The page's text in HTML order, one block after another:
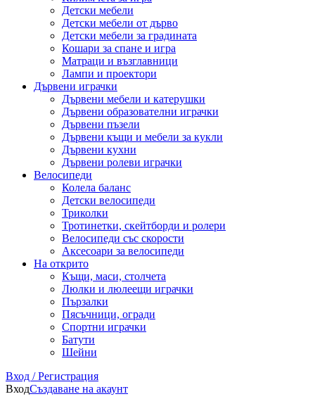
Детски мебели
Детски мебели от дърво
Детски мебели за градината
Кошари за спане и игра
Матраци и възглавници
Лампи и проектори
Дървени играчки
Дървени мебели и катерушки
Дървени образователни играчки
Дървени пъзели
Дървени къщи и мебели за кукли
Дървени кухни
Дървени ролеви играчки
Велосипеди
Колела баланс
Детски велосипеди
Триколки
Тротинетки, скейтборди и ролери
Велосипеди със скорости
Аксесоари за велосипеди
На открито
Къщи, маси, столчета
Люлки и люлеещи играчки
Пързалки
Пясъчници, огради
Спортни играчки
Батути
Шейни
Вход / Регистрация
ВходСъздаване на акаунт